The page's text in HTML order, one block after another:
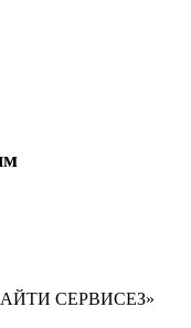
СЕРВИСЕЗ»